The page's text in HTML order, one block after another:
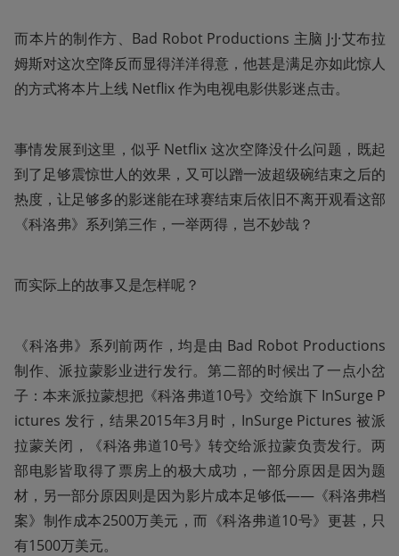
而本片的制作方、Bad Robot Productions 主脑 J·J·艾布拉
姆斯对这次空降反而显得洋洋得意，他甚是满足亦如此惊人
的方式将本片上线 Netflix 作为电视电影供影迷点击。
事情发展到这里，似乎 Netflix 这次空降没什么问题，既起
到了足够震惊世人的效果，又可以蹭一波超级碗结束之后的
热度，让足够多的影迷能在球赛结束后依旧不离开观看这部
《科洛弗》系列第三作，一举两得，岂不妙哉？
而实际上的故事又是怎样呢？
《科洛弗》系列前两作，均是由 Bad Robot Productions
制作、派拉蒙影业进行发行。第二部的时候出了一点小岔
子：本来派拉蒙想把《科洛弗道10号》交给旗下 InSurge P
ictures 发行，结果2015年3月时，InSurge Pictures 被派
拉蒙关闭，《科洛弗道10号》转交给派拉蒙负责发行。两
部电影皆取得了票房上的极大成功，一部分原因是因为题
材，另一部分原因则是因为影片成本足够低——《科洛弗档
案》制作成本2500万美元，而《科洛弗道10号》更甚，只
有1500万美元。